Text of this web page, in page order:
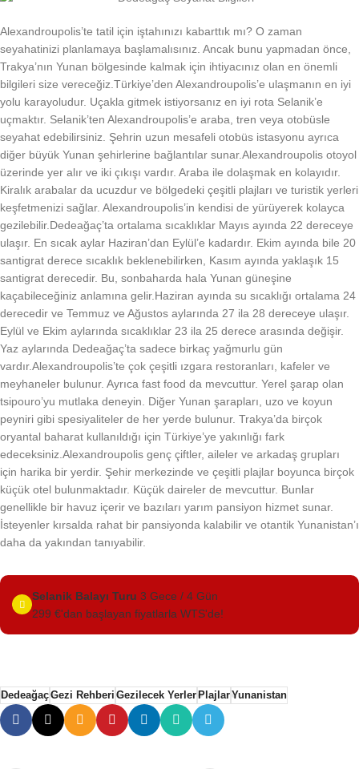
Alexandroupolis’te tatil için iştahınızı kabarttık mı? O zaman
seyahatinizi planlamaya başlamalısınız. Ancak bunu yapmadan önce,
Trakya’nın Yunan bölgesinde kalmak için ihtiyacınız olan en önemli
bilgileri size vereceğiz.Türkiye’den Alexandroupolis’e ulaşmanın en iyi
yolu karayoludur. Uçakla gitmek istiyorsanız en iyi rota Selanik’e
uçmaktır. Selanik’ten Alexandroupolis’e araba, tren veya otobüsle
seyahat edebilirsiniz. Şehrin uzun mesafeli otobüs istasyonu ayrıca
diğer büyük Yunan şehirlerine bağlantılar sunar.Alexandroupolis otoyol
üzerinde yer alır ve iki çıkışı vardır. Araba ile dolaşmak en kolayıdır.
Kiralık arabalar da ucuzdur ve bölgedeki çeşitli plajları ve turistik yerleri
keşfetmenizi sağlar. Alexandroupolis’in kendisi de yürüyerek kolayca
gezilebilir.Dedeağaç’ta ortalama sıcaklıklar Mayıs ayında 22 dereceye
ulaşır. En sıcak aylar Haziran’dan Eylül’e kadardır. Ekim ayında bile 20
santigrat derece sıcaklık beklenebilirken, Kasım ayında yaklaşık 15
santigrat derecedir. Bu, sonbaharda hala Yunan güneşine
kaçabileceğiniz anlamına gelir.Haziran ayında su sıcaklığı ortalama 24
derecedir ve Temmuz ve Ağustos aylarında 27 ila 28 dereceye ulaşır.
Eylül ve Ekim aylarında sıcaklıklar 23 ila 25 derece arasında değişir.
Yaz aylarında Dedeağaç’ta sadece birkaç yağmurlu gün
vardır.Alexandroupolis’te çok çeşitli ızgara restoranları, kafeler ve
meyhaneler bulunur. Ayrıca fast food da mevcuttur. Yerel şarap olan
tsipouro’yu mutlaka deneyin. Diğer Yunan şarapları, uzo ve koyun
peyniri gibi spesiyaliteler de her yerde bulunur. Trakya’da birçok
oryantal baharat kullanıldığı için Türkiye’ye yakınlığı fark
edeceksiniz.Alexandroupolis genç çiftler, aileler ve arkadaş grupları
için harika bir yerdir. Şehir merkezinde ve çeşitli plajlar boyunca birçok
küçük otel bulunmaktadır. Küçük daireler de mevcuttur. Bunlar
genellikle bir havuz içerir ve bazıları yarım pansiyon hizmet sunar.
İsteyenler kırsalda rahat bir pansiyonda kalabilir ve otantik Yunanistan’ı
daha da yakından tanıyabilir.
Selanik Balayı Turu 3 Gece / 4 Gün
299 €'dan başlayan fiyatlarla WTS'de!
DedeağaçGezi Rehberi Gezilecek YerlerPlajlarYunanistan